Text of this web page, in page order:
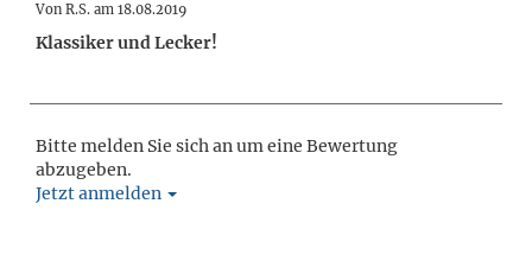
Von R.S. am 18.08.2019
Klassiker und Lecker!
Bitte melden Sie sich an um eine Bewertung
abzugeben.
Jetzt anmelden